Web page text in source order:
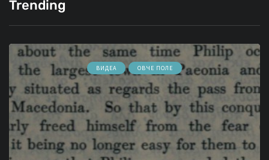
Trending
ВИДЕА ОВЧЕ ПОЛЕ